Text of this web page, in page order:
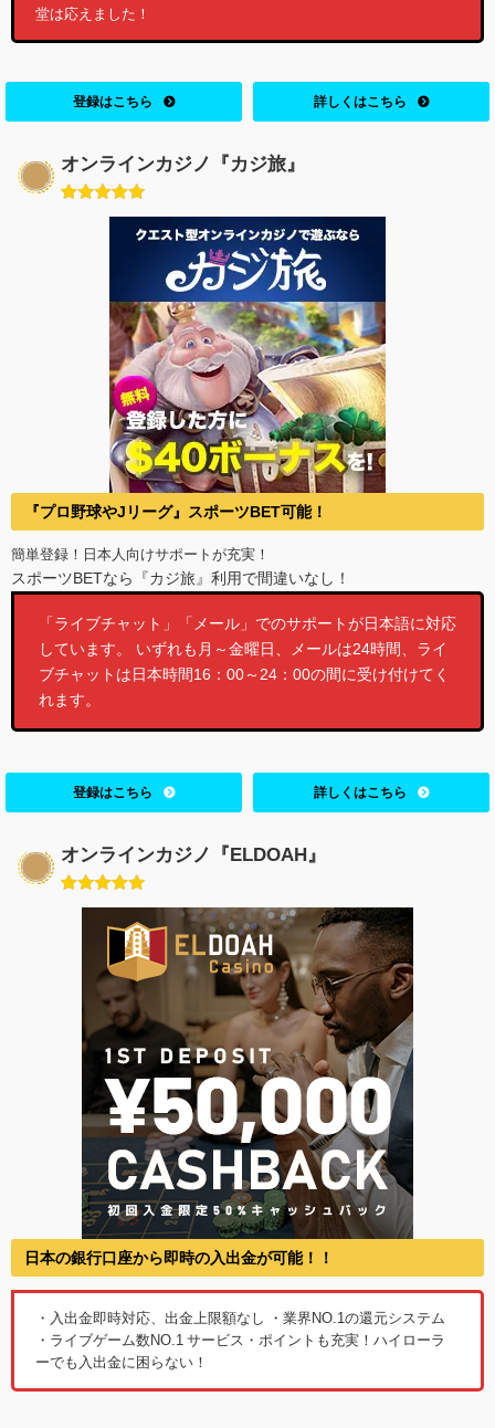
堂は応えました！
登録はこちら 詳しくはこちら
オンラインカジノ『カジ旅』
『プロ野球やJリーグ』スポーツBET可能！
簡単登録！日本人向けサポートが充実！
スポーツBETなら『カジ旅』利用で間違いなし！
「ライブチャット」「メール」でのサポートが日本語に対応
しています。 いずれも月～金曜日、メールは24時間、ライ
ブチャットは日本時間16：00～24：00の間に受け付けてく
れます。
登録はこちら 詳しくはこちら
オンラインカジノ『ELDOAH』
日本の銀行口座から即時の入出金が可能！！
・入出金即時対応、出金上限額なし ・業界NO.1の還元システム
・ライブゲーム数NO.1 サービス・ポイントも充実！ハイローラ
ーでも入出金に困らない！